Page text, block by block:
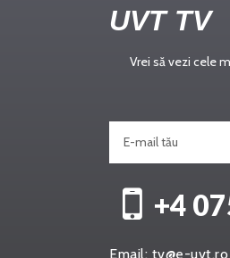
UVT TV
Vrei să vezi cele
+4
Email: tv@e-uvt.ro